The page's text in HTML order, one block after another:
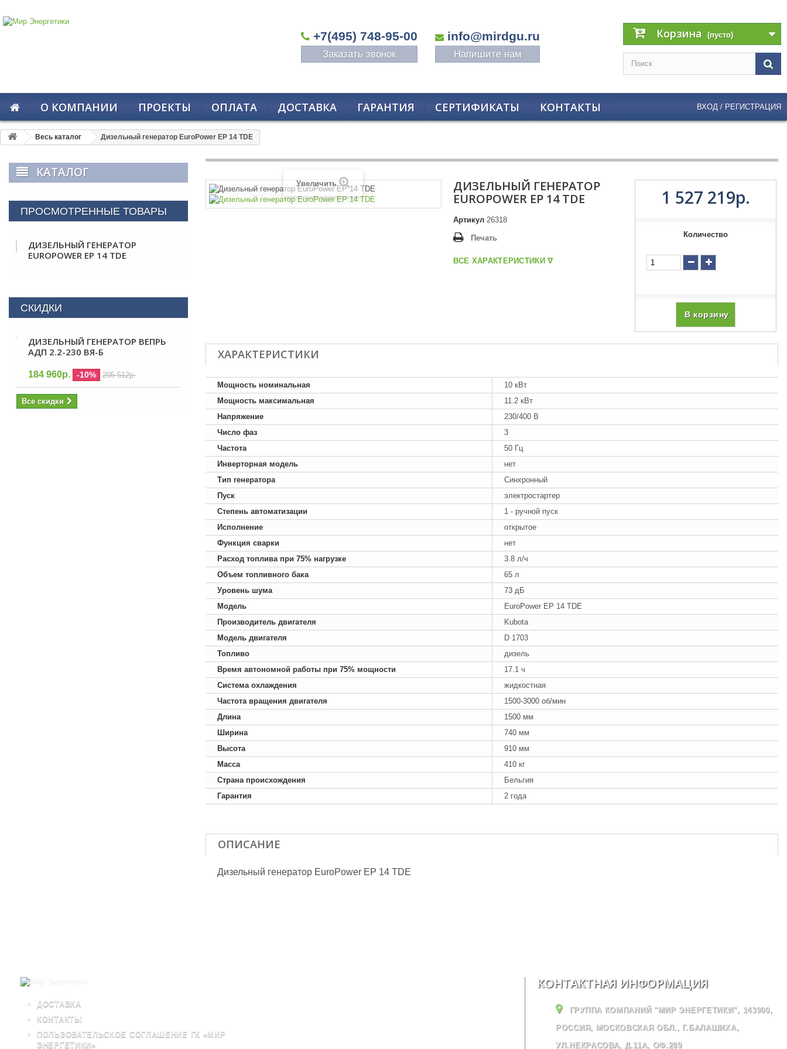
+7(495) 748-95-00 info@mirdgu.ru
Заказать звонок Напишите нам
Корзина (пусто)
О КОМПАНИИ ПРОЕКТЫ ОПЛАТА ДОСТАВКА ГАРАНТИЯ СЕРТИФИКАТЫ КОНТАКТЫ ВХОД / РЕГИСТРАЦИЯ
Весь каталог Дизельный генератор EuroPower EP 14 TDE
КАТАЛОГ
ПРОСМОТРЕННЫЕ ТОВАРЫ
ДИЗЕЛЬНЫЙ ГЕНЕРАТОР
EUROPOWER EP 14 TDE
СКИДКИ
ДИЗЕЛЬНЫЙ ГЕНЕРАТОР ВЕПРЬ
АДП 2.2-230 ВЯ-Б
184 960р. -10% 205 512р.
Все скидки
Увеличить
ДИЗЕЛЬНЫЙ ГЕНЕРАТОР
EUROPOWER EP 14 TDE
Артикул 26318
Печать
ВСЕ ХАРАКТЕРИСТИКИ ᐁ
1 527 219р.
Количество
В корзину
ХАРАКТЕРИСТИКИ
Мощность номинальная
10 кВт
Мощность максимальная
11.2 кВт
Напряжение
230/400 В
Число фаз
3
Частота
50 Гц
Инверторная модель
нет
Тип генератора
Синхронный
Пуск
электростартер
Степень автоматизации
1 - ручной пуск
Исполнение
открытое
Функция сварки
нет
Расход топлива при 75% нагрузке
3.8 л/ч
Объем топливного бака
65 л
Уровень шума
73 дБ
Модель
EuroPower EP 14 TDE
Производитель двигателя
Kubota
Модель двигателя
D 1703
Топливо
дизель
Время автономной работы при 75% мощности
17.1 ч
Система охлаждения
жидкостная
Частота вращения двигателя
1500-3000 об/мин
Длина
1500 мм
Ширина
740 мм
Высота
910 мм
Масса
410 кг
Страна происхождения
Бельгия
Гарантия
2 года
ОПИСАНИЕ
Дизельный генератор EuroPower EP 14 TDE
ДОСТАВКА
КОНТАКТЫ
ПОЛЬЗОВАТЕЛЬСКОЕ СОГЛАШЕНИЕ ГК «МИР
ЭНЕРГЕТИКИ»
КОНТАКТНАЯ ИНФОРМАЦИЯ
ГРУППА КОМПАНИЙ "МИР ЭНЕРГЕТИКИ", 143900,
РОССИЯ, МОСКОВСКАЯ ОБЛ., Г.БАЛАШИХА,
УЛ.НЕКРАСОВА, Д.11А, ОФ.289